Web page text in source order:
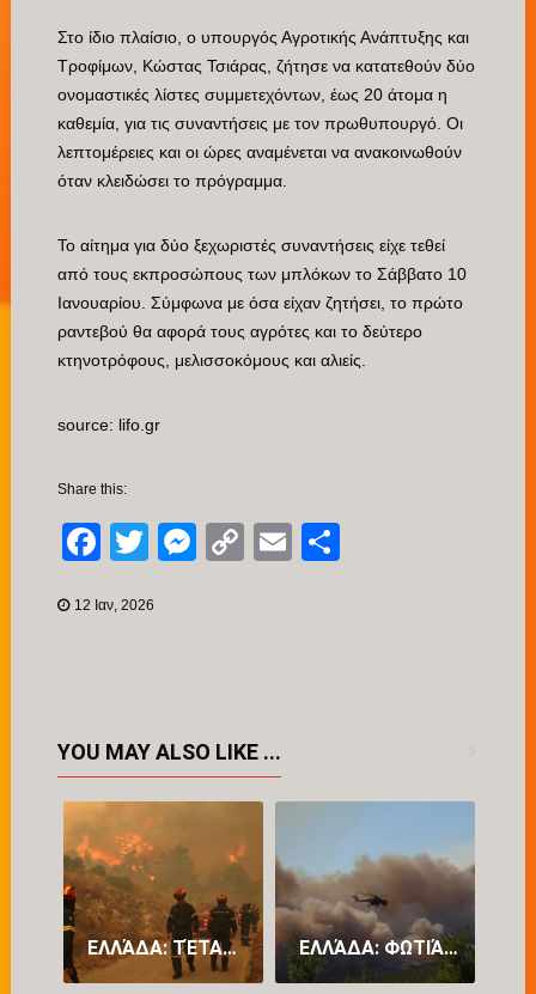
Στο ίδιο πλαίσιο, ο υπουργός Αγροτικής Ανάπτυξης και
Τροφίμων, Κώστας Τσιάρας, ζήτησε να κατατεθούν δύο
ονομαστικές λίστες συμμετεχόντων, έως 20 άτομα η
καθεμία, για τις συναντήσεις με τον πρωθυπουργό. Οι
λεπτομέρειες και οι ώρες αναμένεται να ανακοινωθούν
όταν κλειδώσει το πρόγραμμα.
Το αίτημα για δύο ξεχωριστές συναντήσεις είχε τεθεί
από τους εκπροσώπους των μπλόκων το Σάββατο 10
Ιανουαρίου. Σύμφωνα με όσα είχαν ζητήσει, το πρώτο
ραντεβού θα αφορά τους αγρότες και το δεύτερο
κτηνοτρόφους, μελισσοκόμους και αλιείς.
source: lifo.gr
Share this:
Facebook
TwitterMessenger
CopyEmail
12 Ιαν, 2026
YOU MAY ALSO LIKE ...
ΕΛΛΆΔΑ: ΤΈΤΑΡΤΗ ΝΎΧΤΑ ΜΆΧΗΣ ΜΕ ΤΙΣ ΦΛΌΓΕΣ ΣΤΑ ΜΈΤΩΠΑ ΤΗΣ ΑΤΤΙΚΉΣ ΚΑΙ ΤΗΣ ΒΟΙΩΤΊΑΣ (PICS) ΕΛΛΆΔΑ: ΦΩΤΙΆ ΣΕ ΔΥΤΙΚΉ ΑΤΤΙΚΉ ΚΑΙ ΒΟΙΩΤΊΑ – ΠΑΊΡΝΕΙ ΧΑΡΑΚΤΗΡΙΣΤΙΚΆ «MEGA FIRE» – ΠΡΟΣ ΜΆΝΔΡΑ ΤΟ ΜΈΤΩΠΟ